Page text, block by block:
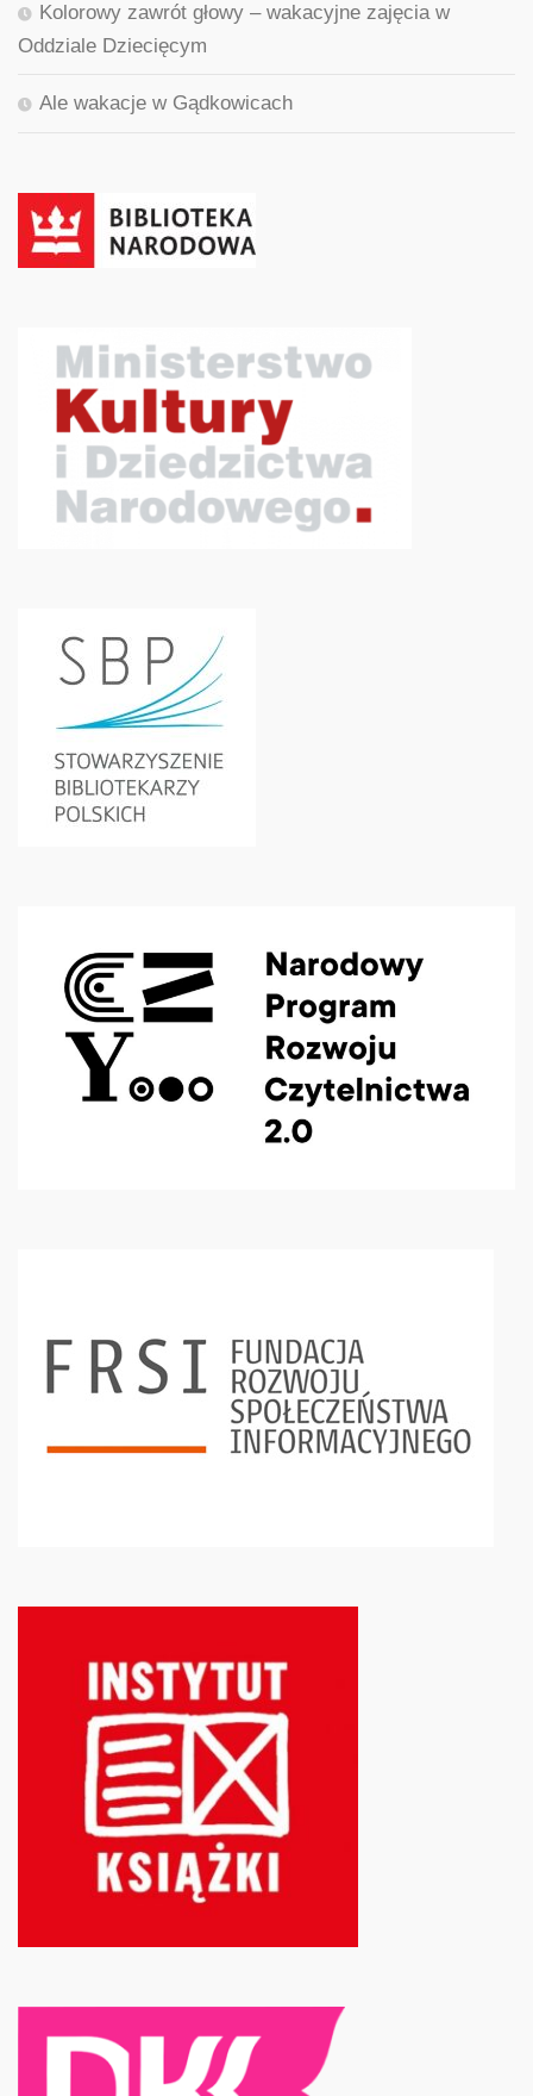
Kolorowy zawrót głowy – wakacyjne zajęcia w
Oddziale Dziecięcym
Ale wakacje w Gądkowicach